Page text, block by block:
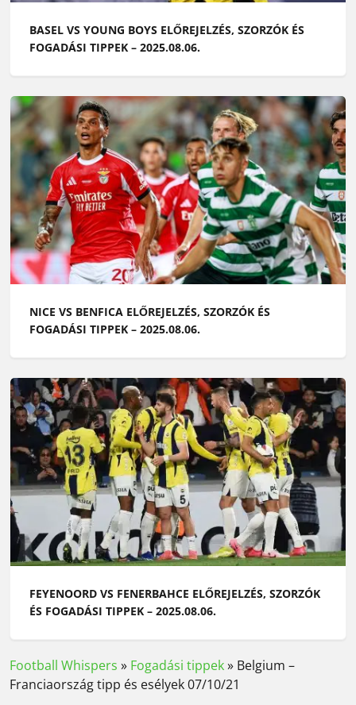
BASEL VS YOUNG BOYS ELŐREJELZÉS, SZORZÓK ÉS
FOGADÁSI TIPPEK – 2025.08.06.
NICE VS BENFICA ELŐREJELZÉS, SZORZÓK ÉS
FOGADÁSI TIPPEK – 2025.08.06.
FEYENOORD VS FENERBAHCE ELŐREJELZÉS, SZORZÓK
ÉS FOGADÁSI TIPPEK – 2025.08.06.
Football Whispers » Fogadási tippek» Belgium –
Franciaország tipp és esélyek 07/10/21